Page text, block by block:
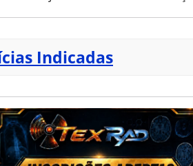
Indicadas